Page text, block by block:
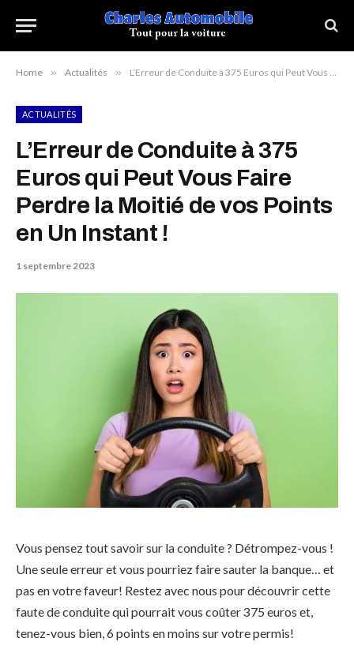
Home » Actualités » L’Erreur de Conduite à 375 Euros qui Peut Vous Faire Perdre la Moitié de vos Points en Un Instant !
ACTUALITÉS
L’Erreur de Conduite à 375
Euros qui Peut Vous Faire
Perdre la Moitié de vos Points
en Un Instant !
1 septembre 2023
Vous pensez tout savoir sur la conduite ? Détrompez-vous !
Une seule erreur et vous pourriez faire sauter la banque… et
pas en votre faveur! Restez avec nous pour découvrir cette
faute de conduite qui pourrait vous coûter 375 euros et,
tenez-vous bien, 6 points en moins sur votre permis!